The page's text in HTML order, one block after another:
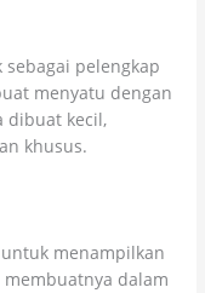
pelengkap
menyatu dengan
dibuat kecil,
khusus.
menampilkan
dalam